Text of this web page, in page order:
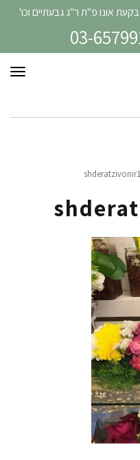
אונו פ"ת ר"ג גבעתיים וכו'